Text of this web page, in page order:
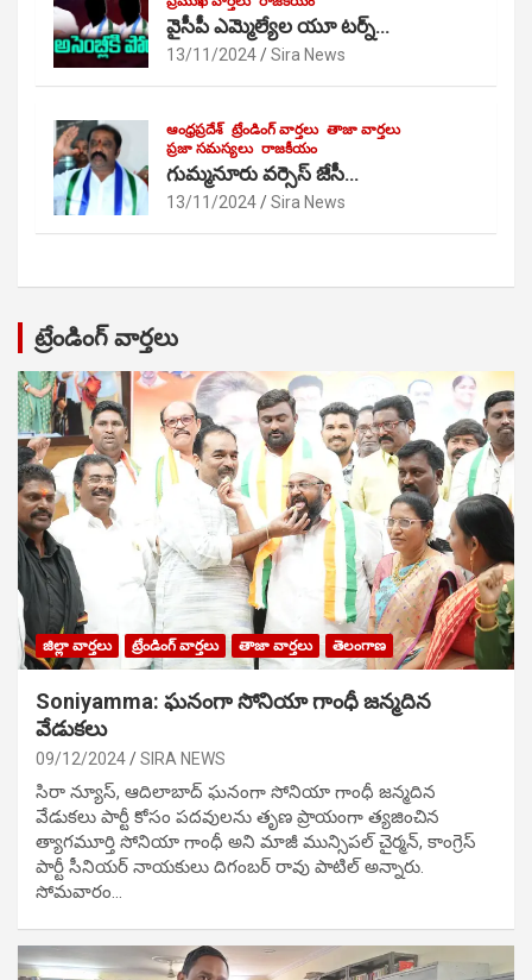
వైసీపీ ఎమ్మెల్యేల యూ టర్న్…
13/11/2024 Sira News
ఆంధ్రప్రదేశ్ ట్రేండింగ్ వార్తలు తాజా వార్తలు
ప్రజా సమస్యలు రాజకీయం
గుమ్మనూరు వర్సెస్ జేసీ…
13/11/2024 Sira News
ట్రేండింగ్ వార్తలు
జిల్లా వార్తలు ట్రేండింగ్ వార్తలు తాజా వార్తలు తెలంగాణ
Soniyamma: ఘ‌నంగా సోనియా గాంధీ జ‌న్మ‌దిన
వేడుక‌లు
09/12/2024 SIRA NEWS
సిరా న్యూస్, ఆదిలాబాద్ ఘ‌నంగా సోనియా గాంధీ జ‌న్మ‌దిన
వేడుక‌లు పార్టీ కోసం ప‌ద‌వుల‌ను తృణ ప్రాయంగా త్య‌జించిన
త్యాగమూర్తి సోనియా గాంధీ అని మాజీ మున్సిప‌ల్ చైర్మ‌న్, కాంగ్రెస్
పార్టీ సీనియ‌ర్ నాయ‌కులు దిగంబ‌ర్ రావు పాటిల్ అన్నారు.
సోమవారం…